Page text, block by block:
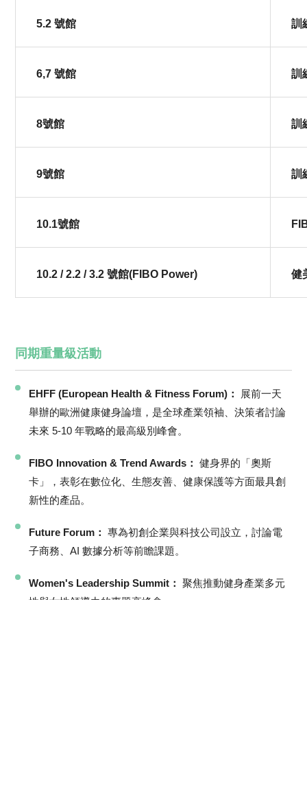
5.2 號館 訓
6,7 號館 訓
8號館 訓
9號館 訓
10.1號館
10.2 / 2.2 / 3.2 號館(FIBO Power) 健
同期重量級活動
EHFF (European Health & Fitness Forum)：
展前一天
舉辦的歐洲健康健身論壇，是全球產業領袖、決策者討論
未來 5-10 年戰略的最高級別峰會。
FIBO Innovation & Trend Awards： 健身界的「奧斯
卡」，表彰在數位化、生態友善、健康保護等方面最具創
新性的產品。
Future Forum： 專為初創企業與科技公司設立，討論電
子商務、AI 數據分析等前瞻課題。
Women's Leadership Summit： 聚焦推動健身產業多元
性與女性領導力的專題高峰會。